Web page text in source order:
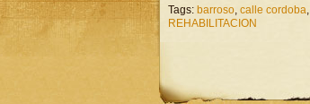
Tags: barroso, calle cordoba,
REHABILITACION